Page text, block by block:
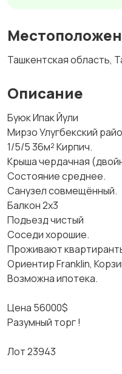
Ташкентская область,
Описание
Буюк Ипак Йули
Мирзо Улугбекский
1/5/5 36м² Кирпич.
Крыша чердачная
Состояние среднее.
Санузел совмещённый.
Балкон 2х3
Подьезд чистый
Соседи хорошие.
Проживают
Ориентир Franklin,
Возможна ипотека.
Цена 56000$
Разумный торг !
Лот 23943